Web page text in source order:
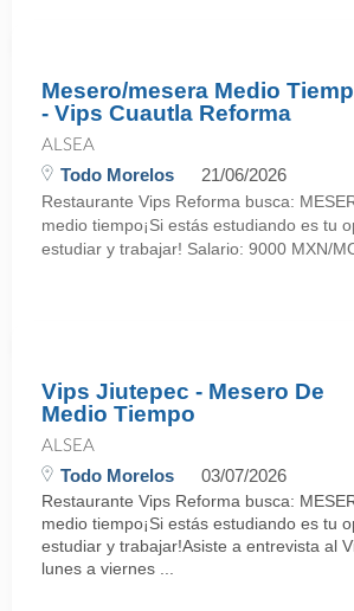
Mesero/mesera Medio
- Vips Cuautla Reforma
ALSEA
Todo Morelos 21/06/2026
Restaurante Vips Reforma busca:
medio tiempo¡Si estás estudiando es tu
estudiar y trabajar! Salario: 9000 MXN/
Vips Jiutepec - Mesero De
Medio Tiempo
ALSEA
Todo Morelos 03/07/2026
Restaurante Vips Reforma busca:
medio tiempo¡Si estás estudiando es tu
estudiar y trabajar!Asiste a entrevista al
lunes a viernes ...